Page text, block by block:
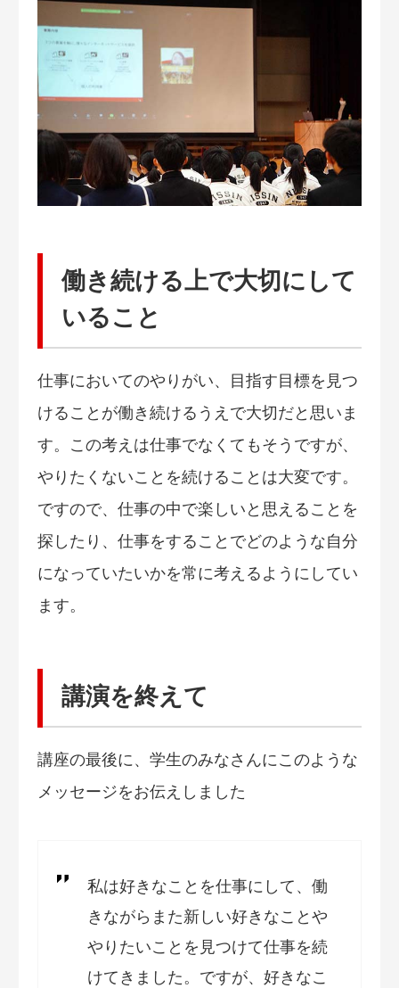
働き続ける上で大切にして
いること
仕事においてのやりがい、目指す目標を見つ
けることが働き続けるうえで大切だと思いま
す。この考えは仕事でなくてもそうですが、
やりたくないことを続けることは大変です。
ですので、仕事の中で楽しいと思えることを
探したり、仕事をすることでどのような自分
になっていたいかを常に考えるようにしてい
ます。
講演を終えて
講座の最後に、学生のみなさんにこのような
メッセージをお伝えしました
私は好きなことを仕事にして、働
きながらまた新しい好きなことや
やりたいことを見つけて仕事を続
けてきました。ですが、好きなこ